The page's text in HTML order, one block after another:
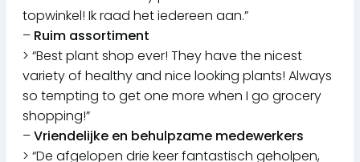
topwinkel! Ik raad het iedereen aan.”
– Ruim assortiment
> “Best plant shop ever! They have the nicest
variety of healthy and nice looking plants! Always
so tempting to get one more when I go grocery
shopping!”
–Vriendelijke en behulpzame medewerkers
> “De afgelopen drie keer fantastisch geholpen,